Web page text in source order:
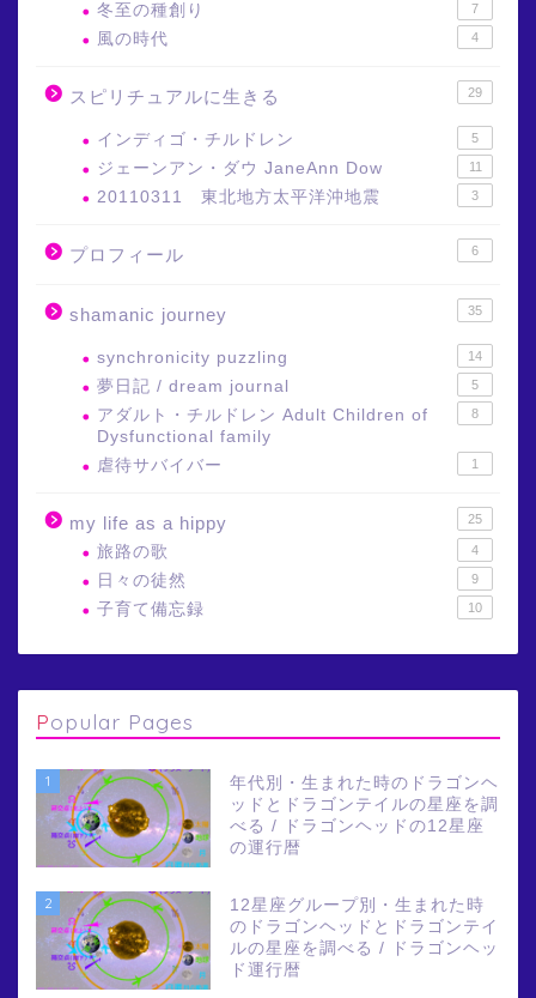
冬至の種創り 7
風の時代 4
スピリチュアルに生きる 29
インディゴ・チルドレン 5
ジェーンアン・ダウ JaneAnn Dow 11
20110311 東北地方太平洋沖地震 3
プロフィール 6
shamanic journey 35
synchronicity puzzling 14
夢日記 / dream journal 5
アダルト・チルドレン Adult Children of
Dysfunctional family
8
虐待サバイバー 1
my life as a hippy 25
旅路の歌 4
日々の徒然 9
子育て備忘録 10
Popular Pages
1
年代別・生まれた時のドラゴンヘ
ッドとドラゴンテイルの星座を調
べる / ドラゴンヘッドの12星座
の運行暦
2
12星座グループ別・生まれた時
のドラゴンヘッドとドラゴンテイ
ルの星座を調べる / ドラゴンヘッ
ド運行暦